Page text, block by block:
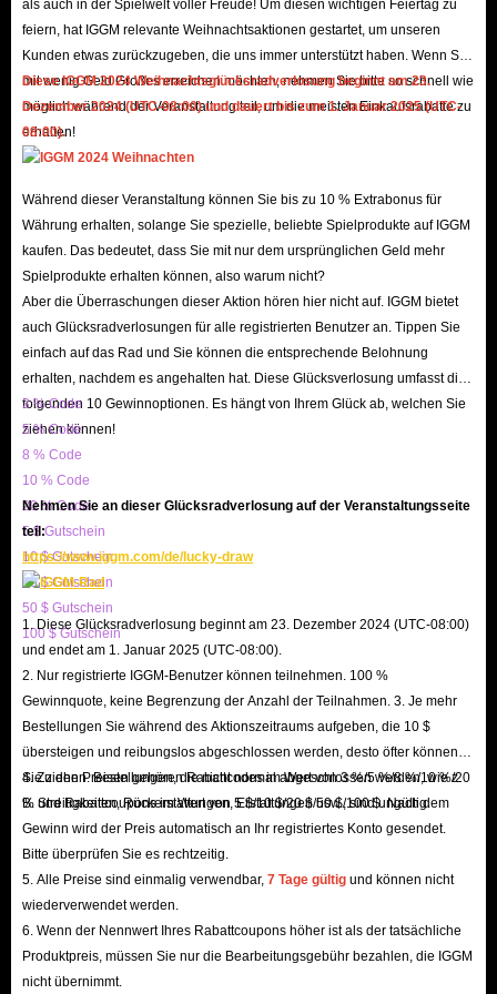
Schlachtsiege: Gewinnen Sie Territorial-, Belagerungs- und
Monarchenkriege, um ROM: Golden Age-Diamanten sowie Ehren- und
Reputationspunkte zu erhalten.
Echtgeld-Käufe: Kaufen Sie ROM: Golden Age Dia auf zuverlässigen
Drittanbieterplattformen wie IGGM.com.
Ist der Kauf von ROM: Golden Age Dia auf
IGGM.com sicher?
Die bei IGGM erhältlichen ROM: Golden Age Dia werden von seriösen
und zuverlässigen Lieferanten bezogen. Diese Garantie garantiert eine
kontinuierliche und jederzeit verfügbare Versorgung mit Dia und
verhindert so Unterbrechungen Ihres Spielfortschritts. Diese
Zuverlässigkeit ist für Spieler, die Diamanten zum Herstellen,
Aufrüsten und Handeln im Spiel benötigen, von unschätzbarem Wert.
Das Lieferpersonal von IGGM besteht aus erfahrenen ROM: Golden
Age-Spielern, die den gesamten Transaktionsprozess bestens kennen.
Kaufprozesses professionell beraten.
IGGM setzt verschiedene Methoden ein, um die Sicherheit Ihrer
Transaktionen zu gewährleisten. Das Unternehmen unterstützt sichere
und weit verbreitete Zahlungsmethoden wie PayPal, Kreditkarten und
lokale Zahlungsoptionen. Die Website ist zudem mit einem SSL-
Verschlüsselungszertifikat ausgestattet, das die Verschlüsselung aller
Transaktionsdaten gewährleistet und so Ihre persönlichen und
finanziellen Daten während des Kaufs von ROM: Golden Age Dia vor
unbefugtem Zugriff schützt.
IGGM bietet zudem einen rund um die Uhr verfügbaren
Kundenservice. Bei Problemen oder Fragen vor, während oder nach
Mail erreichbar und kümmern sich geduldig und effektiv um Ihre
Anliegen, bis Sie zufrieden sind.
als auch in der Spielwelt voller Freude! Um diesen wichtigen Feiertag zu
feiern, hat IGGM relevante Weihnachtsaktionen gestartet, um unseren
Kunden etwas zurückzugeben, die uns immer unterstützt haben. Wenn Sie
mit wenig Geld Großes erreichen möchten, nehmen Sie bitte so schnell wie
möglich während der Veranstaltung teil, um die meisten Einkaufsrabatte zu
erhalten!
Diese IGGM 2024 Weihnachtsglücksradverlosung beginnt am 23.
Dezember 2024 (UTC-08:00) und dauert bis zum 1. Januar 2025 (UTC-
08:00).
Während dieser Veranstaltung können Sie bis zu 10 % Extrabonus für
Währung erhalten, solange Sie spezielle, beliebte Spielprodukte auf IGGM
kaufen. Das bedeutet, dass Sie mit nur dem ursprünglichen Geld mehr
Spielprodukte erhalten können, also warum nicht?
Aber die Überraschungen dieser Aktion hören hier nicht auf. IGGM bietet
auch Glücksradverlosungen für alle registrierten Benutzer an. Tippen Sie
einfach auf das Rad und Sie können die entsprechende Belohnung
erhalten, nachdem es angehalten hat. Diese Glücksverlosung umfasst die
folgenden 10 Gewinnoptionen. Es hängt von Ihrem Glück ab, welchen Sie
ziehen können!
3 % Code
5 % Code
8 % Code
10 % Code
20 % Code
5 $ Gutschein
10 $ Gutschein
20 $ Gutschein
50 $ Gutschein
100 $ Gutschein
Nehmen Sie an dieser Glücksradverlosung auf der Veranstaltungsseite
teil:
https://www.iggm.com/de/lucky-draw
1. Diese Glücksradverlosung beginnt am 23. Dezember 2024 (UTC-08:00)
und endet am 1. Januar 2025 (UTC-08:00).
2. Nur registrierte IGGM-Benutzer können teilnehmen. 100 %
Gewinnquote, keine Begrenzung der Anzahl der Teilnahmen. 3. Je mehr
Bestellungen Sie während des Aktionszeitraums aufgeben, die 10 $
übersteigen und reibungslos abgeschlossen werden, desto öfter können
Sie ziehen. Bestellungen, die nicht normal abgeschlossen werden, wie z.
B. Streitigkeiten, Rückerstattungen, Erstattungen usw., sind ungültig.
4. Zu den Preisen gehören Rabattcodes im Wert von 3 %/5 %/8 %/10 %/20
% und Rabattcoupons im Wert von 5 $/10 $/20 $/50 $/100 $. Nach dem
Gewinn wird der Preis automatisch an Ihr registriertes Konto gesendet.
Bitte überprüfen Sie es rechtzeitig.
5. Alle Preise sind einmalig verwendbar, 7 Tage gültig und können nicht
wiederverwendet werden.
6. Wenn der Nennwert Ihres Rabattcoupons höher ist als der tatsächliche
Produktpreis, müssen Sie nur die Bearbeitungsgebühr bezahlen, die IGGM
nicht übernimmt.